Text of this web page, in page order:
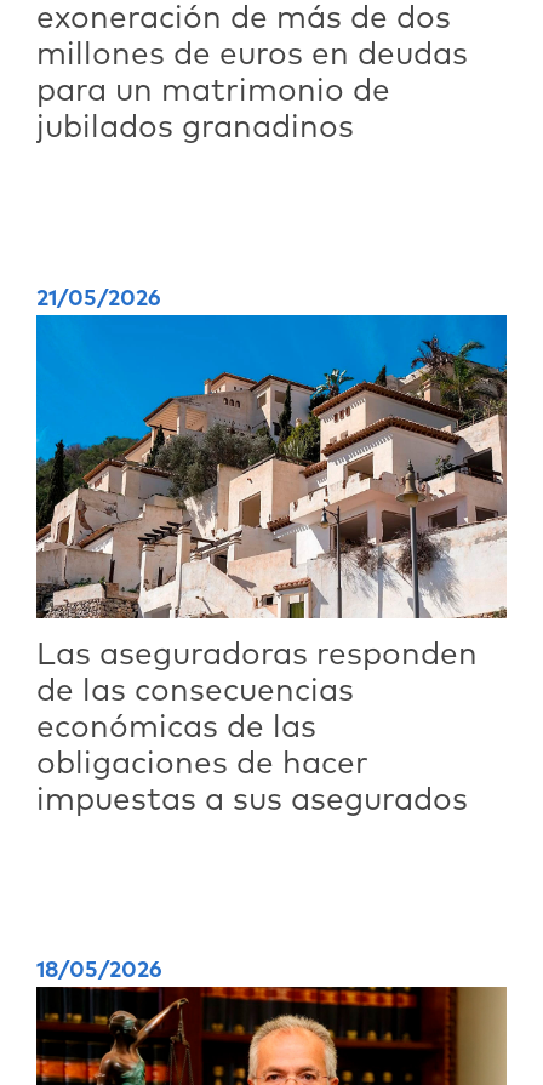
exoneración de más de dos
millones de euros en deudas
para un matrimonio de
jubilados granadinos
21/05/2026
Las aseguradoras responden
de las consecuencias
económicas de las
obligaciones de hacer
impuestas a sus asegurados
18/05/2026